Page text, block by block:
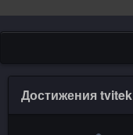
Достижения tvitek